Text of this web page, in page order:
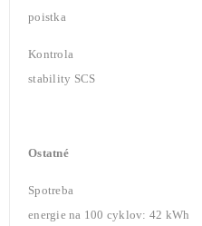
poistka
Kontrola
stability SCS
Ostatné
Spotreba
energie na 100 cyklov: 42 kWh